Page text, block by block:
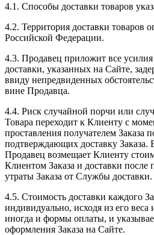
4.1. Способы доставки товаров
4.2. Территория доставки товаров
Российской Федерации.
4.3. Продавец приложит все
доставки, указанных на Сайте,
ввиду непредвиденных
вине Продавца.
4.4. Риск случайной порчи или
Товара переходит к Клиенту с
проставления получателем Заказа
подтверждающих доставку Заказа.
Продавец возмещает Клиенту
Клиентом Заказа и доставки после
утраты Заказа от Службы доставки.
4.5. Стоимость доставки каждого
индивидуально, исходя из его веса
иногда и формы оплаты, и
оформления Заказа на Сайте.